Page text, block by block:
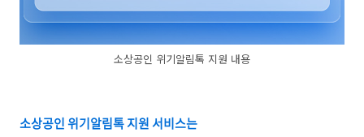
소상공인 위기알림톡 지원 내용
소상공인 위기알림톡 지원 서비스는